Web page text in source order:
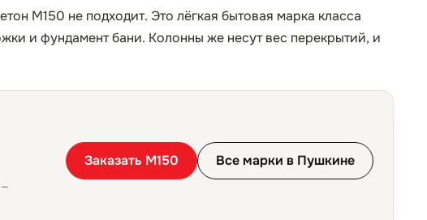
М150 не подходит. Это лёгкая бытовая марка класса
и фундамент бани. Колонны же несут вес перекрытий, и
—
Заказать М150 Все марки в Пушкине